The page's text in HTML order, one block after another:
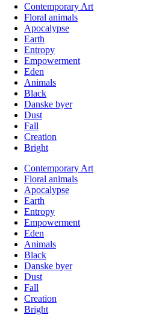
Contemporary Art
Floral animals
Apocalypse
Earth
Entropy
Empowerment
Eden
Animals
Black
Danske byer
Dust
Fall
Creation
Bright
Contemporary Art
Floral animals
Apocalypse
Earth
Entropy
Empowerment
Eden
Animals
Black
Danske byer
Dust
Fall
Creation
Bright